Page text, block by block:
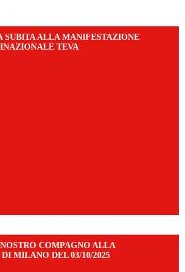
SUBITA ALLA MANIFESTAZIONE
TEVA
COMPAGNO ALLA
MILANO DEL 03/10/2025